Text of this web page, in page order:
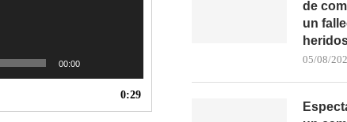
00:00
0:29
de
un
05/08/